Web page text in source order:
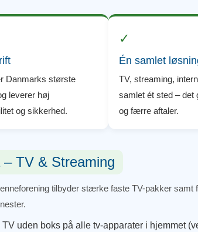
Danmarks største
leverer høj
og sikkerhed.
✓
Én samlet
TV, streaming,
samlet ét sted – det
og færre aftaler.
– TV & Streaming
tilbyder stærke faste TV-pakker
TV uden boks på alle tv-apparater i hjemmet